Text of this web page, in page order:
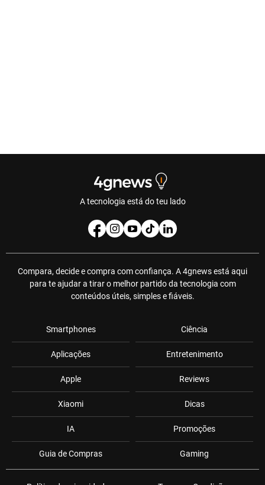
A tecnologia está do teu lado
Compara, decide e compra com confiança. A 4gnews está aqui
para te ajudar a tirar o melhor partido da tecnologia com
conteúdos úteis, simples e fiáveis.
Smartphones
Aplicações
Apple
Xiaomi
IA
Guia de Compras
Ciência
Entretenimento
Reviews
Dicas
Promoções
Gaming